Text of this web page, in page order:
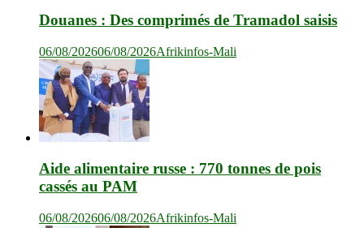
Douanes : Des comprimés de Tramadol saisis
06/08/202606/08/2026Afrikinfos-Mali
Aide alimentaire russe : 770 tonnes de pois
cassés au PAM
06/08/202606/08/2026Afrikinfos-Mali